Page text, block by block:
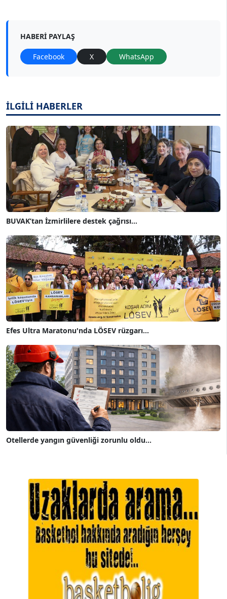
HABERI PAYLAŞ
Facebook X WhatsApp
İLGİLİ HABERLER
BUVAK’tan İzmirlilere destek çağrısı...
Efes Ultra Maratonu'nda LÖSEV rüzgarı...
Otellerde yangın güvenliği zorunlu oldu...
A. BAHRİ VRESKALA
Köşe Yazarı